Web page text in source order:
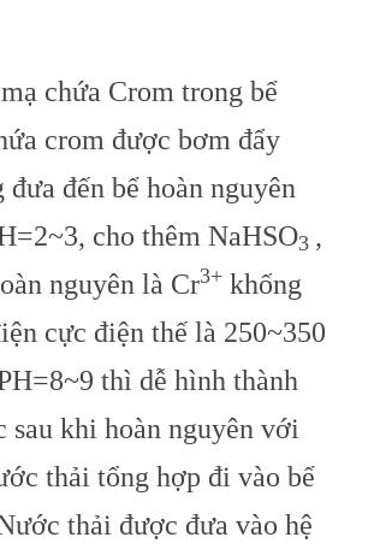
chứa Crom trong bể
crom được bơm đẩy
đến bể hoàn nguyên
cho thêm NaHSO3 ,
nguyên là Cr3+ khống
cực điện thế là 250~350
thì dễ hình thành
sau khi hoàn nguyên với
thải tổng hợp đi vào bể
thải được đưa vào hệ